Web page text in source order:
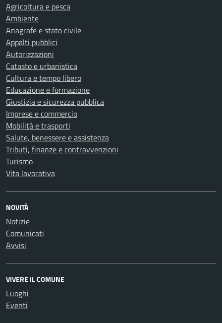
Agricoltura e pesca
Ambiente
Anagrafe e stato civile
Appalti pubblici
Autorizzazioni
Catasto e urbanistica
Cultura e tempo libero
Educazione e formazione
Giustizia e sicurezza pubblica
Imprese e commercio
Mobilità e trasporti
Salute, benessere e assistenza
Tributi, finanze e contravvenzioni
Turismo
Vita lavorativa
NOVITÀ
Notizie
Comunicati
Avvisi
VIVERE IL COMUNE
Luoghi
Eventi